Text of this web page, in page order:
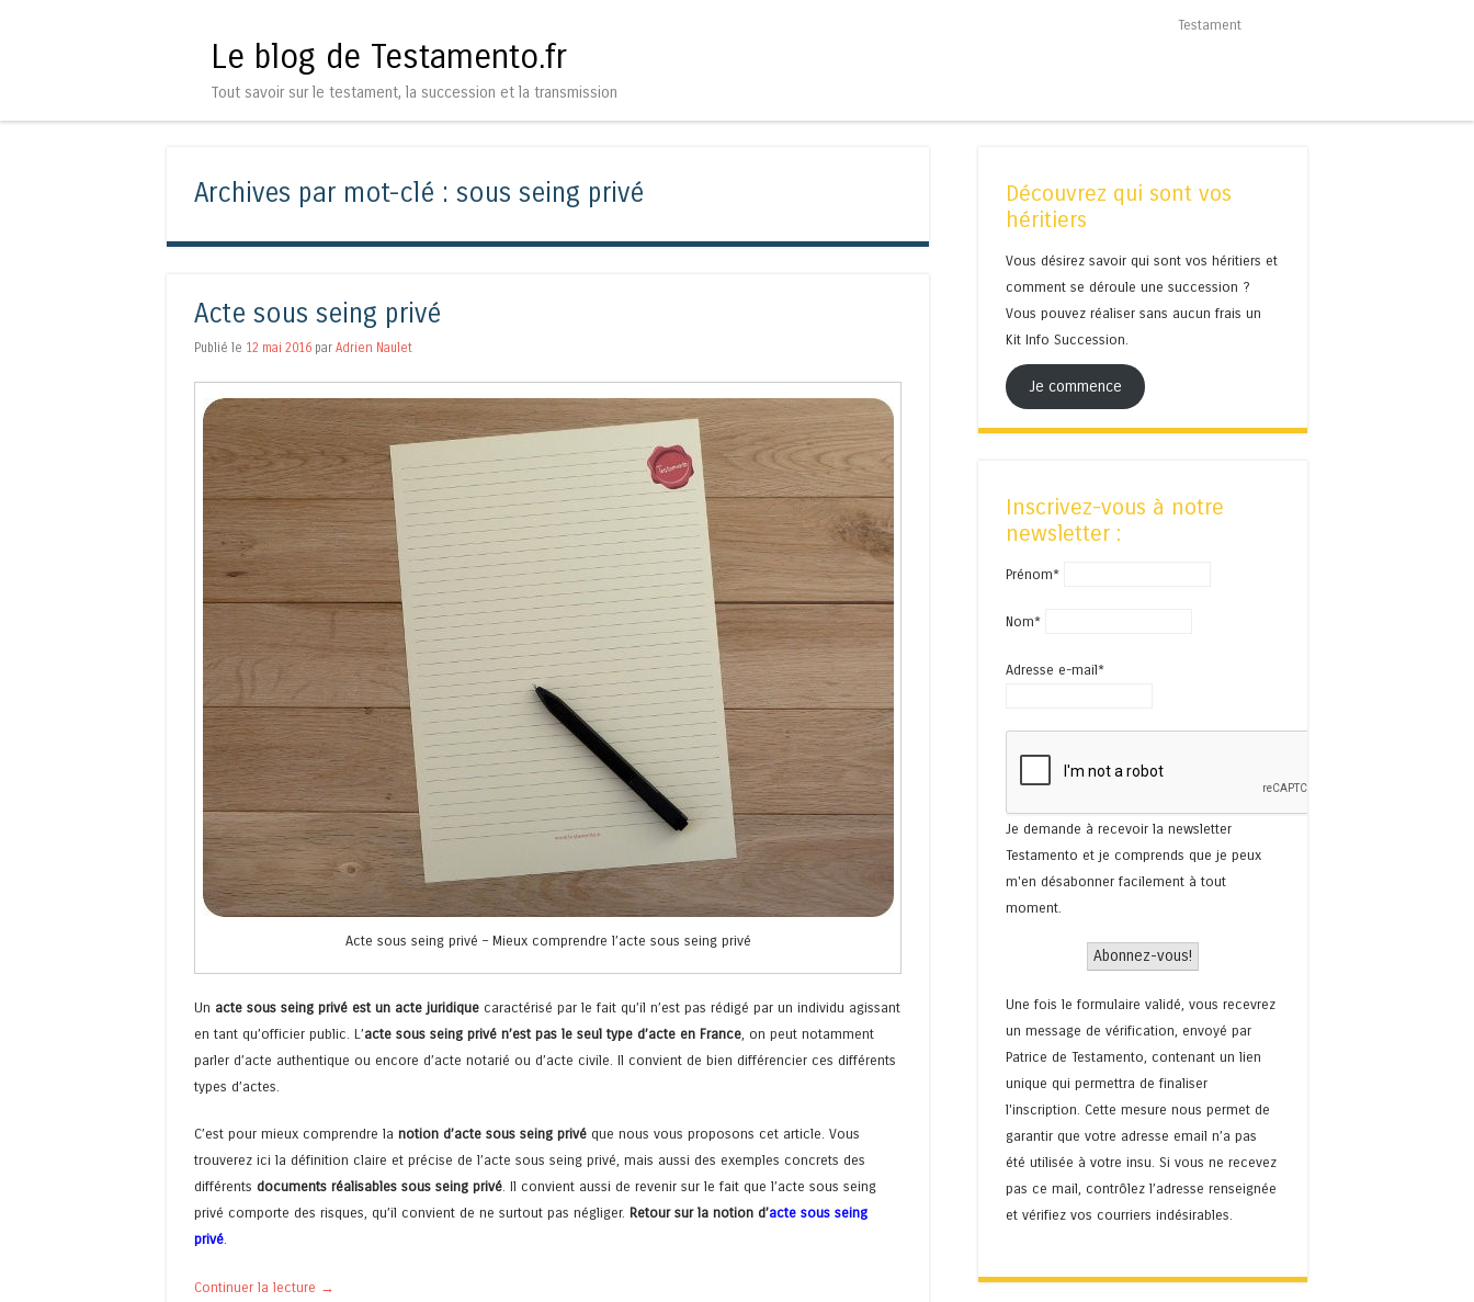
Le blog de Testamento.fr
Tout savoir sur le testament, la succession et la transmission
Testament
Archives par mot-clé : sous seing privé
Acte sous seing privé
Publié le 12 mai 2016 par Adrien Naulet
Acte sous seing privé – Mieux comprendre l’acte sous seing privé
Un acte sous seing privé est un acte juridique caractérisé par le fait qu’il n’est pas rédigé par un individu agissant
en tant qu’officier public. L’acte sous seing privé n’est pas le seul type d’acte en France, on peut notamment
parler d’acte authentique ou encore d’acte notarié ou d’acte civile. Il convient de bien différencier ces différents
types d’actes.
C’est pour mieux comprendre la notion d’acte sous seing privé que nous vous proposons cet article. Vous
trouverez ici la définition claire et précise de l’acte sous seing privé, mais aussi des exemples concrets des
différents documents réalisables sous seing privé. Il convient aussi de revenir sur le fait que l’acte sous seing
privé comporte des risques, qu’il convient de ne surtout pas négliger. Retour sur la notion d’acte sous seing
privé.
Continuer la lecture →
Découvrez qui sont vos
héritiers
Vous désirez savoir qui sont vos héritiers et
comment se déroule une succession ?
Vous pouvez réaliser sans aucun frais un
Kit Info Succession.
Je commence
Inscrivez-vous à notre
newsletter :
Prénom*
Nom*
Adresse e-mail*
Je demande à recevoir la newsletter
Testamento et je comprends que je peux
m'en désabonner facilement à tout
moment.
Une fois le formulaire validé, vous recevrez
un message de vérification, envoyé par
Patrice de Testamento, contenant un lien
unique qui permettra de finaliser
l'inscription. Cette mesure nous permet de
garantir que votre adresse email n’a pas
été utilisée à votre insu. Si vous ne recevez
pas ce mail, contrôlez l’adresse renseignée
et vérifiez vos courriers indésirables.